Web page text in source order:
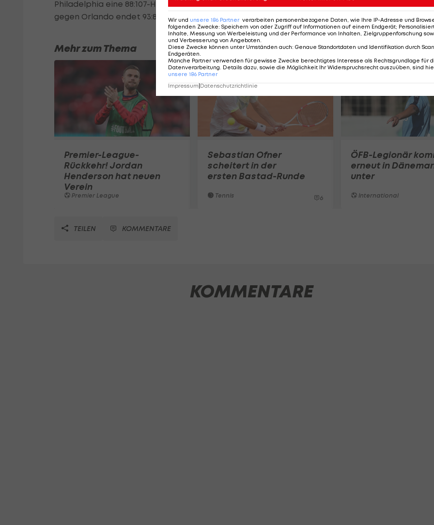
Philadelphia eine 88:107-Heimniederlage. Cleveland bezwingt Charlotte mit 103:90. Washington
gegen Orlando endet 93:85.
Mehr zum Thema
Premier-League-
Rückkehr! Jordan
Henderson hat neuen
Verein
Premier League
Sebastian Ofner
scheitert in der
ersten Bastad-Runde
Tennis 6
ÖFB-Legionär
erneut in
unter
International
TEILEN KOMMENTARE
KOMMENTARE
Wir und unsere 186 Partner verarbeiten personenbezogene Daten, wie Ihre IP-Adresse und
folgenden Zwecke: Speichern von oder Zugriff auf Informationen auf einem Endgerät;
Inhalte, Messung von Werbeleistung und der Performance von Inhalten, Zielgruppenforschung
und Verbesserung von Angeboten
Diese Zwecke können unter Umständen auch: Genaue Standortdaten und Identifikation durch
Endgeräten
Manche Partner verwenden für gewisse Zwecke berechtigtes Interesse als Rechtsgrundlage für
Datenverarbeitung. Details dazu, sowie die Möglichkeit Ihr Widerspruchsrecht auszuüben, sind
unsere 186 Partner
Impressum|Datenschutzrichtlinie